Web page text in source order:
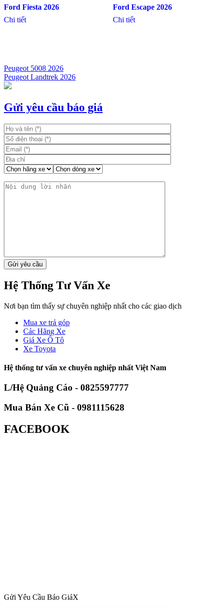
Ford Fiesta 2026
Chi tiết
Ford Escape 2026
Chi tiết
Điều
hướng
bài
Peugeot 5008 2026
Peugeot Landtrek 2026
Gửi yêu cầu báo giá
Hệ Thống Tư Vấn Xe
Nơi bạn tìm thấy sự chuyên nghiệp nhất cho các giao dịch
Mua xe trả góp
Các Hãng Xe
Giá Xe Ô Tô
Xe Toyota
Hệ thống tư vấn xe chuyên nghiệp nhất Việt Nam
L/Hệ Quảng Cáo - 0825597777
Mua Bán Xe Cũ - 0981115628
FACEBOOK
Gửi Yêu Cầu Báo GiáX